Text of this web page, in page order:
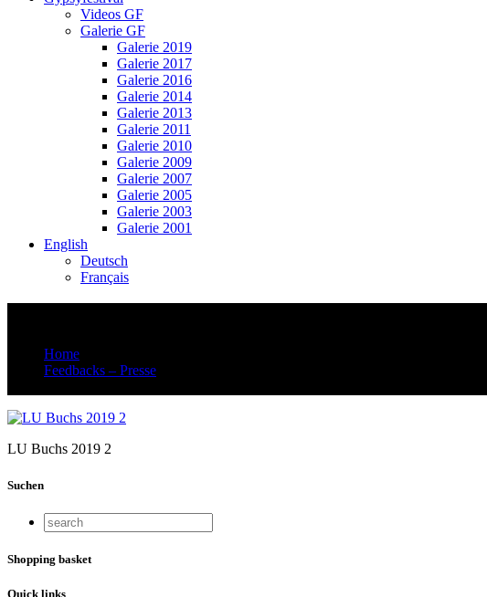
Videos GF
Galerie GF
Galerie 2019
Galerie 2017
Galerie 2016
Galerie 2014
Galerie 2013
Galerie 2011
Galerie 2010
Galerie 2009
Galerie 2007
Galerie 2005
Galerie 2003
Galerie 2001
English
Deutsch
Français
Home
Feedbacks – Presse
LU Buchs 2019 2
Suchen
Shopping basket
Quick links